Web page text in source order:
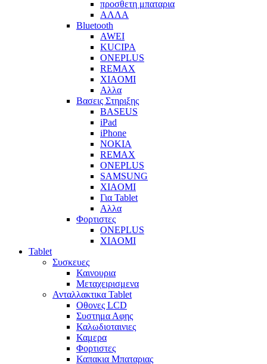
προσθετη μπαταρια
ΑΛΛΑ
Bluetooth
AWEI
KUCIPA
ONEPLUS
REMAX
XIAOMI
Αλλα
Βασεις Στηριξης
BASEUS
iPad
iPhone
NOKIA
REMAX
ONEPLUS
SAMSUNG
XIAOMI
Για Tablet
Αλλα
Φορτιστες
ONEPLUS
XIAOMI
Tablet
Συσκευες
Καινουρια
Μεταχειρισμενα
Ανταλλακτικα Tablet
Οθονες LCD
Συστημα Αφης
Καλωδιοταινιες
Καμερα
Φορτιστες
Καπακια Μπαταριας